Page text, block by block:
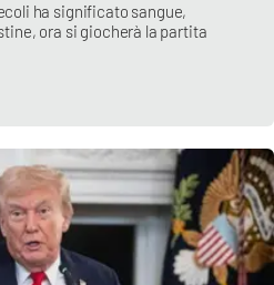
ha significato sangue,
ora si giocherà la partita